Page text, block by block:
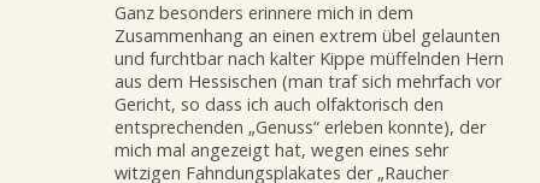
Ganz besonders erinnere mich in dem
Zusammenhang an einen extrem übel gelaunten
und furchtbar nach kalter Kippe müffelnden Hern
aus dem Hessischen (man traf sich mehrfach vor
Gericht, so dass ich auch olfaktorisch den
entsprechenden „Genuss“ erleben konnte), der
mich mal angezeigt hat, wegen eines sehr
witzigen Fahndungsplakates der „Raucher